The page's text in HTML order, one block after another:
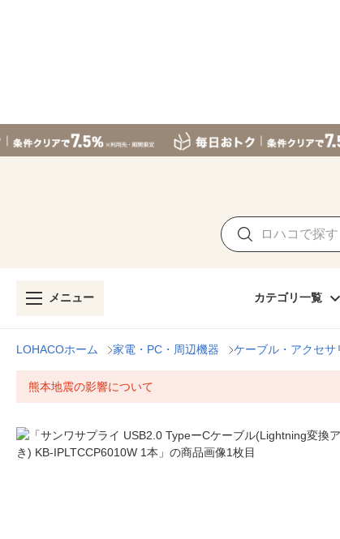
メニュー カテゴリ一覧
LOHACOホーム 家電・PC・周辺機器 ケーブル・アクセサ
熊本地震の影響について